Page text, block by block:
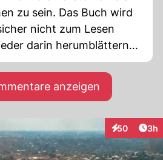
zu sein. Das Buch wird
nicht zum Lesen
darin herumblättern
anzeigen
50
Interaktionen
3h